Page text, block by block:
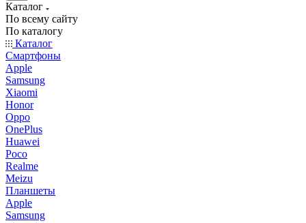
Каталог
По всему сайту
По каталогу
Каталог
Смартфоны
Apple
Samsung
Xiaomi
Honor
Oppo
OnePlus
Huawei
Poco
Realme
Meizu
Планшеты
Apple
Samsung